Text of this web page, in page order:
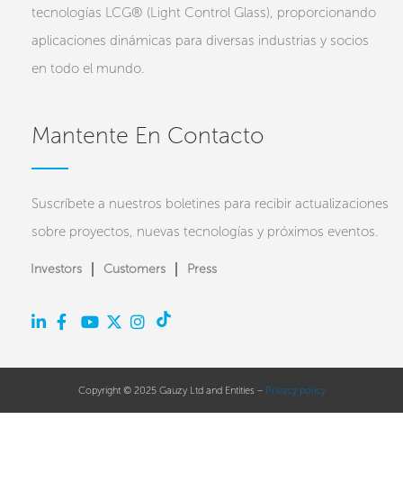
tecnologías LCG® (Light Control Glass), proporcionando
aplicaciones dinámicas para diversas industrias y socios
en todo el mundo.
Mantente En Contacto
Suscríbete a nuestros boletines para recibir actualizaciones
sobre proyectos, nuevas tecnologías y próximos eventos.
Investors Customers Press
Copyright © 2025 Gauzy Ltd and Entities – Privacy policy